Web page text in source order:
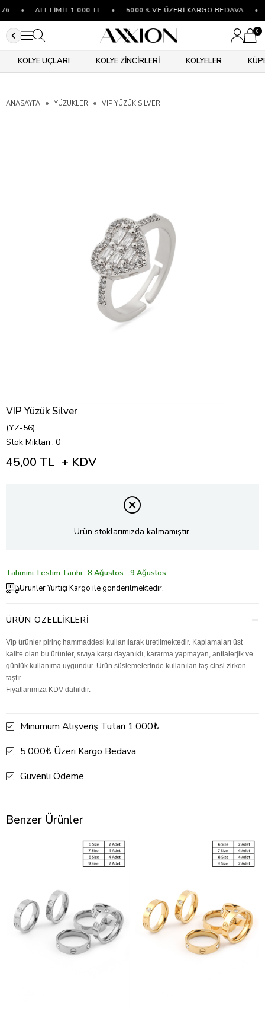
ALT LİMİT 1.000 TL 5000 ₺ VE ÜZERİ KARGO BEDAVA
0
KOLYE UÇLARI KOLYE ZİNCİRLERİ KOLYELER
ANASAYFA YÜZÜKLER VIP YÜZÜK SILVER
VIP Yüzük Silver
(YZ-56)
Stok Miktarı : 0
45,00 TL + KDV
Ürün stoklarımızda kalmamıştır.
Tahmini Teslim Tarihi : 8 Ağustos - 9 Ağustos
Ürünler Yurtiçi Kargo ile gönderilmektedir.
ÜRÜN ÖZELLIKLERI
Vip ürünler pirinç hammaddesi kullanılarak üretilmektedir. Kaplamaları üst
kalite olan bu ürünler, sıvıya karşı dayanıklı, kararma yapmayan, antialerjik ve
günlük kullanıma uygundur. Ürün süslemelerinde kullanılan taş cinsi zirkon
taştır.
Fiyatlarımıza KDV dahildir.
Minumum Alışveriş Tutarı 1.000₺
5.000₺ Üzeri Kargo Bedava
Güvenli Ödeme
Benzer Ürünler